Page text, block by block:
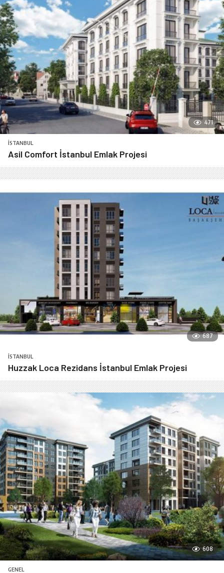
471
İSTANBUL
Asil Comfort İstanbul Emlak Projesi
687
İSTANBUL
Huzzak Loca Rezidans İstanbul Emlak Projesi
608
GENEL